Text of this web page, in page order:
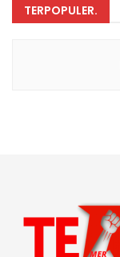
TERPOPULER.